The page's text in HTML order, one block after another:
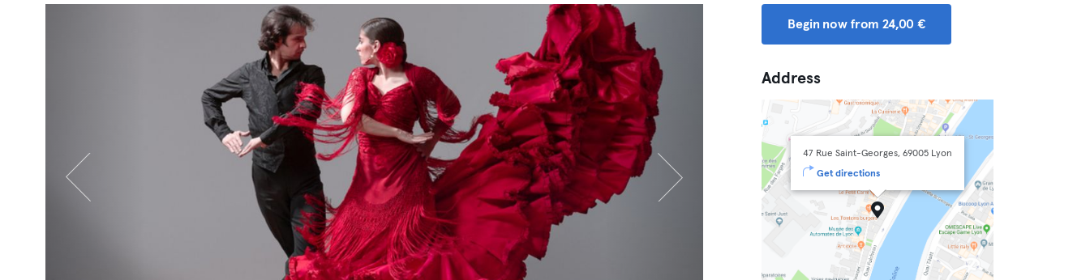
Begin now from 24,00 €
Address
47 Rue Saint-Georges, 69005 Lyon
Get directions